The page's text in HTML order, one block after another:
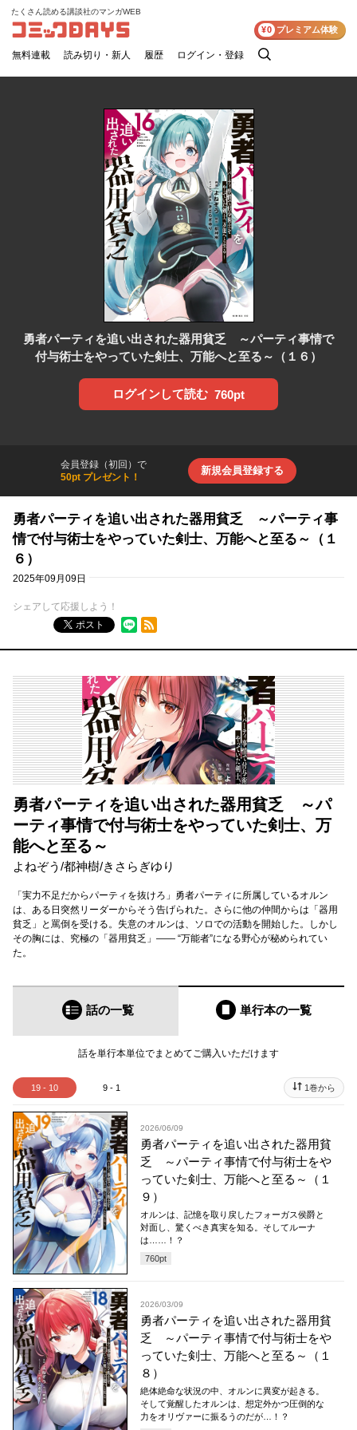
コミックDAYS
たくさん読める講談社のマンガWEB
無料連載 読み切り・新人 履歴 ログイン・登録
検
¥0 プレミアム体験
勇者パーティを追い出された器用貧乏 ～パーティ事情で
付与術士をやっていた剣士、万能へと至る～（１６）
ログインして読む 760pt
会員登録（初回）で
50pt プレゼント！
新規会員登録する
勇者パーティを追い出された器用貧乏 ～パーティ事
情で付与術士をやっていた剣士、万能へと至る～（１
６）
2025年09月09日
シェアして応援しよう！
ポスト
RSSフィード
勇者パーティを追い出された器用貧乏 ～パ
ーティ事情で付与術士をやっていた剣士、万
能へと至る～
よねぞう /都神樹/きさらぎゆり
「実力不足だからパーティを抜けろ」勇者パーティに所属しているオルン
は、ある日突然リーダーからそう告げられた。さらに他の仲間からは「器用
貧乏」と罵倒を受ける。失意のオルンは、ソロでの活動を開始した。しかし
その胸には、究極の「器用貧乏」―― “万能者”になる野心が秘められてい
た。
話の一覧 単行本の一覧
話を単行本単位でまとめてご購入いただけます
19 - 10 9 - 1 1巻から
2026/06/09
勇者パーティを追い出された器用貧
乏 ～パーティ事情で付与術士をや
っていた剣士、万能へと至る～（１
９）
オルンは、記憶を取り戻したフォーガス侯爵と
対面し、驚くべき真実を知る。そしてルーナ
は……！？
760pt
2026/03/09
勇者パーティを追い出された器用貧
乏 ～パーティ事情で付与術士をや
っていた剣士、万能へと至る～（１
８）
絶体絶命な状況の中、オルンに異変が起きる。
そして覚醒したオルンは、想定外かつ圧倒的な
力をオリヴァーに振るうのだが…！？